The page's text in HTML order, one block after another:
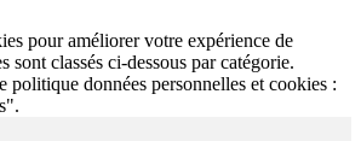
pour améliorer votre expérience de
sont classés ci-dessous par catégorie.
politique données personnelles et cookies :